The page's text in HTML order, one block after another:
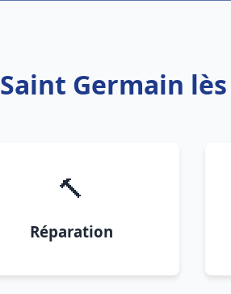
Germain
🔨
Réparation